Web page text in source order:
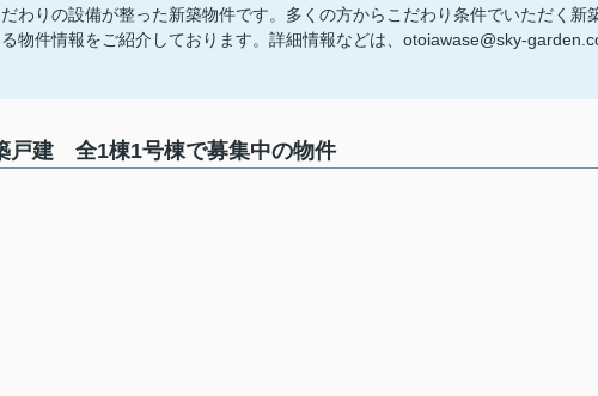
わりの設備が整った新築物件です。多くの方からこだわり条件でいただく新
物件情報をご紹介しております。詳細情報などは、otoiawase@sky-
建 全1棟1号棟で募集中の物件